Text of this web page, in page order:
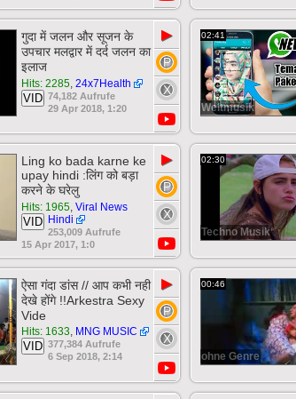
गुदा में जलन और सूजन के
उपचार मलद्वार में दर्द जलन का
इलाज
Hits: 2285, 24x7Health
VID 74,182 Aufrufe
29 Apr 2018, 1:20
▶ 02:41
Weltmusik
Ling ko bada karne ke
upay hindi :लिंग को बड़ा
करने के घरेलु
Hits: 1965, Viral News
Hindi
VID
253,009 Aufrufe
15 Apr 2017, 1:0
▶ 02:30
Techno Musik
ऐसा गंदा डांस // आप कभी नही
देखे होंगे !!Arkestra Sexy
Vide
Hits: 1633, MNG MUSIC
VID 377,384 Aufrufe
6 Sep 2018, 2:14
▶ 00:46
ohne Genre